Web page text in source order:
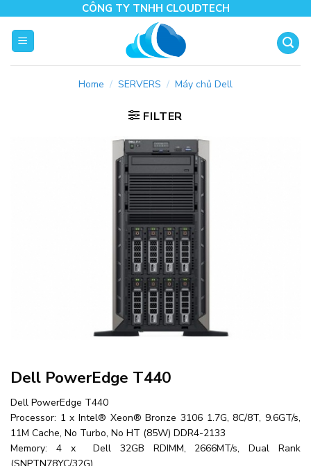
content
CÔNG TY TNHH CLOUDTECH
Home / SERVERS / Máy chủ Dell
FILTER
Dell PowerEdge T440
Dell PowerEdge T440
Processor: 1 x Intel® Xeon® Bronze 3106 1.7G, 8C/8T, 9.6GT/s,
11M Cache, No Turbo, No HT (85W) DDR4-2133
Memory: 4 x Dell 32GB RDIMM, 2666MT/s, Dual Rank